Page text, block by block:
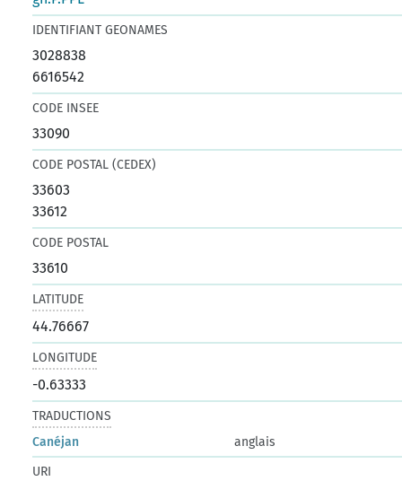
IDENTIFIANT GEONAMES
3028838
6616542
CODE INSEE
33090
CODE POSTAL (CEDEX)
33603
33612
CODE POSTAL
33610
LATITUDE
44.76667
LONGITUDE
-0.63333
TRADUCTIONS
Canéjan
anglais
URI